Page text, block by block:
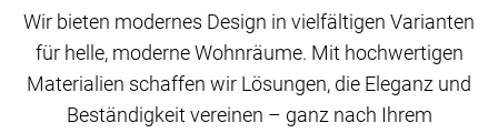
Wir bieten modernes Design in vielfältigen Varianten
für helle, moderne Wohnräume. Mit hochwertigen
Materialien schaffen wir Lösungen, die Eleganz und
Beständigkeit vereinen – ganz nach Ihrem